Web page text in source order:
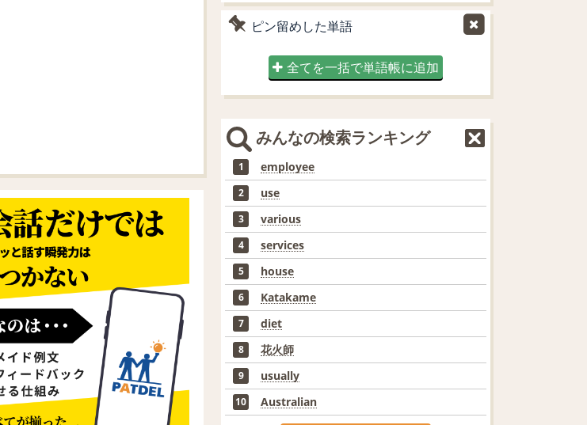
ピン留めした単語
全てを一括で単語帳に追加
みんなの検索ランキング
1 employee
2 use
3 various
4 services
5 house
6 Katakame
7 diet
8 花火師
9 usually
10 Australian